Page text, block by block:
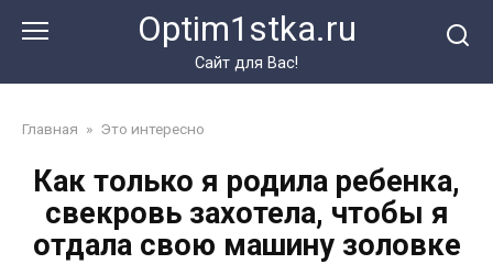
Optim1stka.ru
Сайт для Вас!
Главная » Это интересно
Как только я родила ребенка,
свекровь захотела, чтобы я
отдала свою машину золовке